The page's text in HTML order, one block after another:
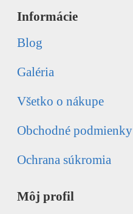
Informácie
Blog
Galéria
Všetko o nákupe
Obchodné podmienky
Ochrana súkromia
Môj profil